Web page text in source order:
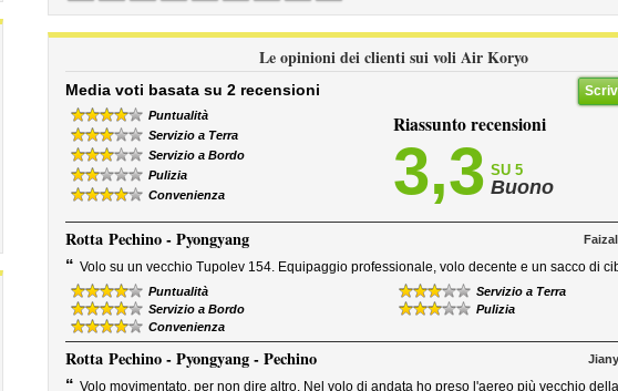
Le opinioni dei clienti sui voli Air Koryo
Media voti basata su 2 recensioni
Puntualità
Servizio a Terra
Servizio a Bordo
Pulizia
Convenienza
Riassunto recensioni
3,3 SU 5
Buono
Rotta Pechino - Pyongyang Faizal
“ Volo su un vecchio Tupolev 154. Equipaggio professionale, volo decente e un sacco di
Puntualità
Servizio a Terra
Servizio a Bordo
Pulizia
Convenienza
Rotta Pechino - Pyongyang - Pechino
“ Volo movimentato, per non dire altro. Nel volo di andata ho preso l'aereo più vecchio